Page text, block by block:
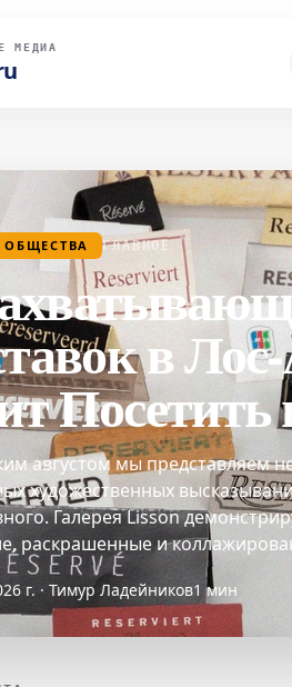
МЕДИА
ГЛАВНОЕ
в
Посетить
августом мы представляем
художественных
Галерея Lisson
раскрашенные и
г. · Тимур Ладейников1 мин